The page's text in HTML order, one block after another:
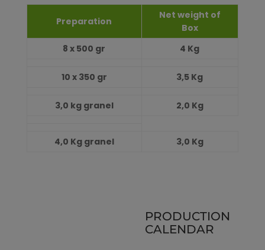
Preparation
Net weight of
Box
8 x 500 gr
4 Kg
10 x 350 gr 3,5 Kg
3,0 kg granel 2,0 Kg
4,0 Kg granel 3,0 Kg
PRODUCTION
CALENDAR